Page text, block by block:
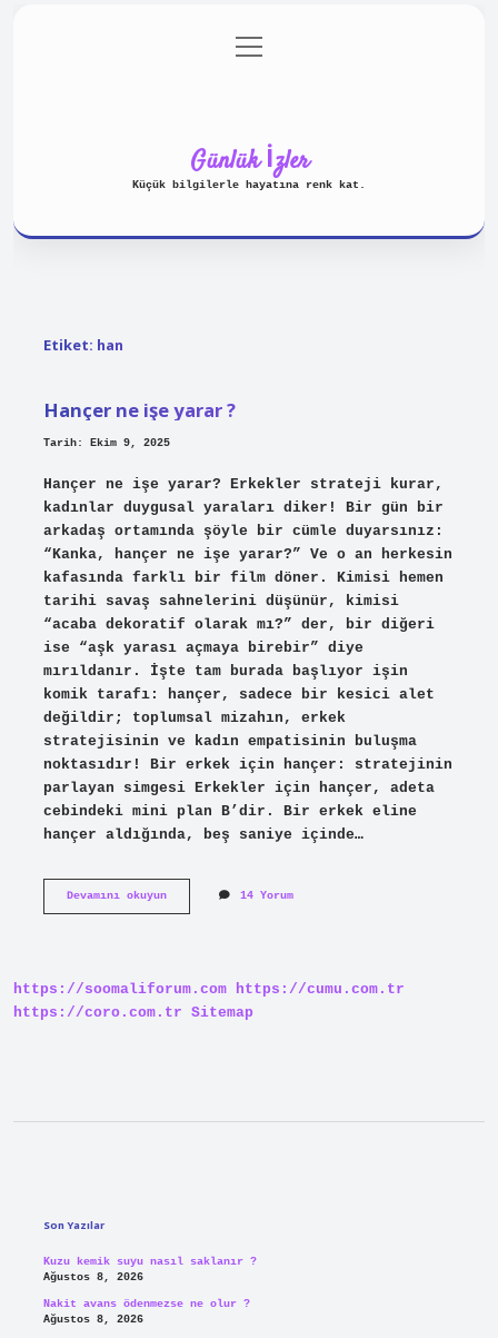
Gizlilik Politikası
menüyü
aç
Günlük İzler
Küçük bilgilerle hayatına renk kat.
Etiket: han
Hançer ne işe yarar ?
Tarih: Ekim 9, 2025
Hançer ne işe yarar? Erkekler strateji kurar,
kadınlar duygusal yaraları diker! Bir gün bir
arkadaş ortamında şöyle bir cümle duyarsınız:
“Kanka, hançer ne işe yarar?” Ve o an herkesin
kafasında farklı bir film döner. Kimisi hemen
tarihi savaş sahnelerini düşünür, kimisi
“acaba dekoratif olarak mı?” der, bir diğeri
ise “aşk yarası açmaya birebir” diye
mırıldanır. İşte tam burada başlıyor işin
komik tarafı: hançer, sadece bir kesici alet
değildir; toplumsal mizahın, erkek
stratejisinin ve kadın empatisinin buluşma
noktasıdır! Bir erkek için hançer: stratejinin
parlayan simgesi Erkekler için hançer, adeta
cebindeki mini plan B’dir. Bir erkek eline
hançer aldığında, beş saniye içinde…
Devamını okuyunHançer
14 Yorum
https://soomaliforum.com https://cumu.com.tr
https://coro.com.tr Sitemap
Son Yazılar
Kuzu kemik suyu nasıl saklanır ?
Ağustos 8, 2026
Nakit avans ödenmezse ne olur ?
Ağustos 8, 2026